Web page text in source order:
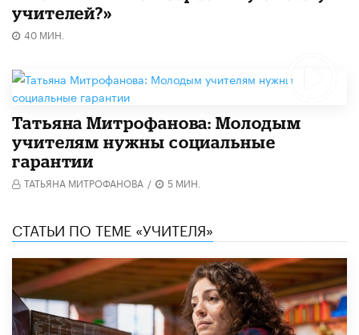
учителей?»
40 МИН.
Татьяна Митрофанова: Молодым
учителям нужны социальные
гарантии
ТАТЬЯНА МИТРОФАНОВА / 5 МИН.
СТАТЬИ ПО ТЕМЕ «УЧИТЕЛЯ»